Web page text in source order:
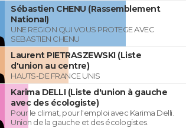
Sébastien CHENU (Rassemblement
National)
UNE REGION QUI VOUS PROTEGE AVEC
SEBASTIEN CHENU
Laurent PIETRASZEWSKI (Liste
d'union au centre)
HAUTS-DE FRANCE UNIS
Karima DELLI (Liste d'union à gauche
avec des écologiste)
Pour le climat, pour l'emploi avec Karima Delli.
Union de la gauche et des écologistes.